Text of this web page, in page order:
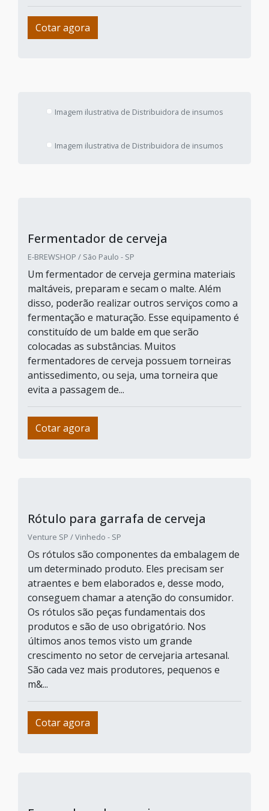
Cotar agora
Imagem ilustrativa de Distribuidora de insumos
Imagem ilustrativa de Distribuidora de insumos
Fermentador de cerveja
E-BREWSHOP / São Paulo - SP
Um fermentador de cerveja germina materiais
maltáveis, preparam e secam o malte. Além
disso, poderão realizar outros serviços como a
fermentação e maturação. Esse equipamento é
constituído de um balde em que serão
colocadas as substâncias. Muitos
fermentadores de cerveja possuem torneiras
antissedimento, ou seja, uma torneira que
evita a passagem de...
Cotar agora
Rótulo para garrafa de cerveja
Venture SP / Vinhedo - SP
Os rótulos são componentes da embalagem de
um determinado produto. Eles precisam ser
atraentes e bem elaborados e, desse modo,
conseguem chamar a atenção do consumidor.
Os rótulos são peças fundamentais dos
produtos e são de uso obrigatório. Nos
últimos anos temos visto um grande
crescimento no setor de cervejaria artesanal.
São cada vez mais produtores, pequenos e
m&...
Cotar agora